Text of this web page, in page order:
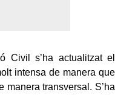
Civil s’ha actualitzat el
intensa de manera que
manera transversal. S’ha